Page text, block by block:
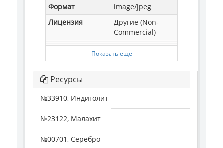
Формат
image/jpeg
Лицензия
Другие (Non-
Commercial)
Показать еще
Ресурсы
№33910, Индиголит
№23122, Малахит
№00701, Серебро